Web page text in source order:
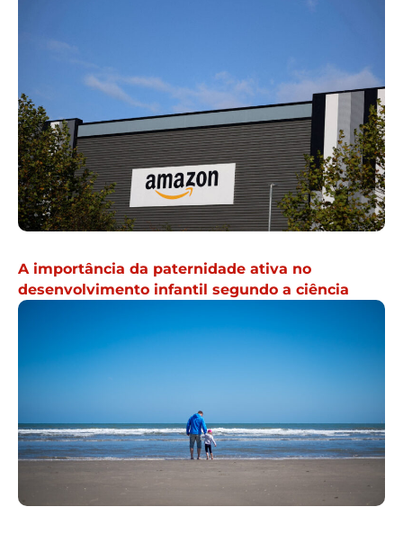
A importância da paternidade ativa no
desenvolvimento infantil segundo a ciência